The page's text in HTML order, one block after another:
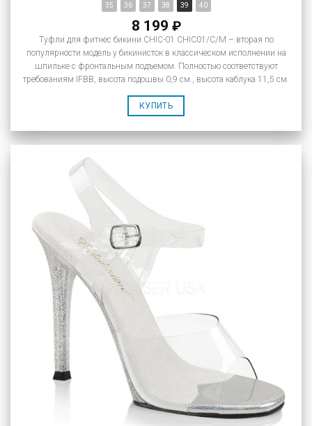
35 36 37 38 39 40
8 199 ₽
Туфли для фитнес бикини CHIC-01 CHIC01/C/M – вторая по
популярности модель у бикинисток в классическом исполнении на
шпильке с фронтальным подъемом. Полностью соответствуют
требованиям IFBB, высота подошвы 0,9 см., высота каблука 11,5 см.
КУПИТЬ